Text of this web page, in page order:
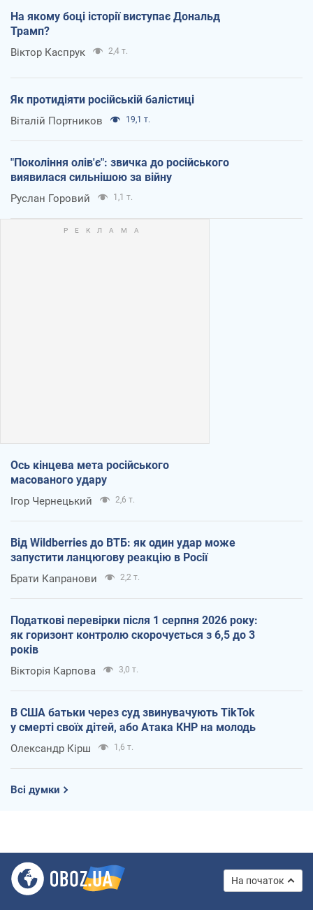
На якому боці історії виступає Дональд
Трамп?
Віктор Каспрук 2,4 т.
Як протидіяти російській балістиці
Віталій Портников 19,1 т.
"Покоління олів'є": звичка до російського
виявилася сильнішою за війну
Руслан Горовий 1,1 т.
Ось кінцева мета російського
масованого удару
Ігор Чернецький 2,6 т.
Від Wildberries до ВТБ: як один удар може
запустити ланцюгову реакцію в Росії
Брати Капранови 2,2 т.
Податкові перевірки після 1 серпня 2026 року:
як горизонт контролю скорочується з 6,5 до 3
років
Вікторія Карпова 3,0 т.
В США батьки через суд звинувачують TikTok
у смерті своїх дітей, або Атака КНР на молодь
Олександр Кірш 1,6 т.
Всі думки
На початок